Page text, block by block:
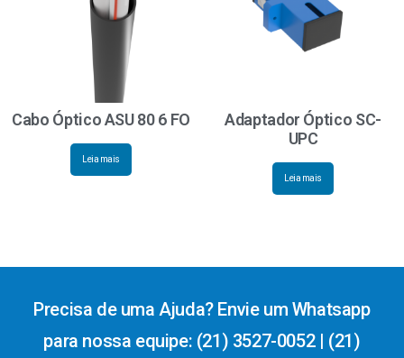
Cabo Óptico ASU 80 6 FO
Leia mais
Adaptador Óptico SC-
UPC
Leia mais
Precisa de uma Ajuda? Envie um Whatsapp
para nossa equipe: (21) 3527-0052 | (21)